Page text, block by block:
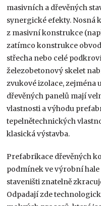
masivních a dřevěných
synergické efekty. Nosná
z masivní konstrukce
zatímco konstrukce
střecha nebo celé
železobetonový skelet
zvukové izolace, zejména
dřevěných panelů mají
vlastnosti a výhodu
tepelnětechnických
klasická výstavba.
Prefabrikace dřevěných
podmínek ve výrobní hale
staveništi znatelně
Odpadají zde